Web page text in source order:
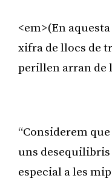
<em>(En
xifra de llocs de
perillen arran de
“Considerem
uns
especial a les